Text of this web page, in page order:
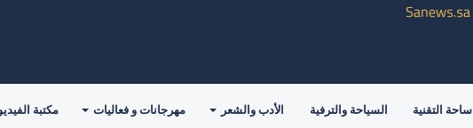
ساحة التقنية السياحة والترفية الأدب والشعر مهرجانات و فعاليات مكتبة